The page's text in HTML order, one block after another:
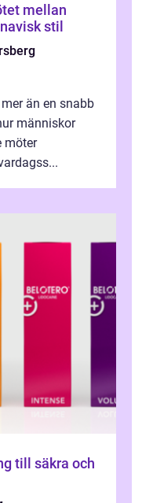
mellan
stil
än en snabb
människor
möter